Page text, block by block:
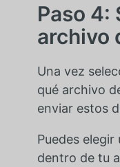
Paso 4:
archivo
Una vez
qué archivo
enviar estos
Puedes
dentro de tu